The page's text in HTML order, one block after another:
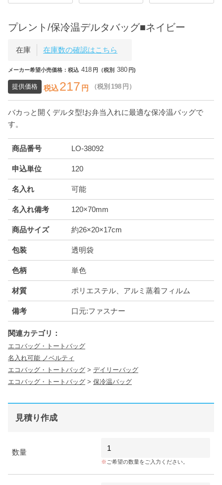
プレント/保冷温デルタバッグ■ネイビー
在庫 在庫数の確認はこちら
メーカー希望小売価格：税込 418 円（税別 380 円)
提供価格 税込217 円 （税別 198 円）
バカっと開くデルタ型!お弁当入れに最適な保冷温バッグで
す。
商品番号 LO-38092
申込単位 120
名入れ 可能
名入れ備考 120×70mm
商品サイズ 約26×20×17cm
包装 透明袋
色柄 単色
材質 ポリエステル、アルミ蒸着フィルム
備考 口元:ファスナー
関連カテゴリ：
エコバッグ・トートバッグ
名入れ可能 ノベルティ
エコバッグ・トートバッグ > デイリーバッグ
エコバッグ・トートバッグ > 保冷温バッグ
見積り作成
数量
ご希望の数量をご入力ください。